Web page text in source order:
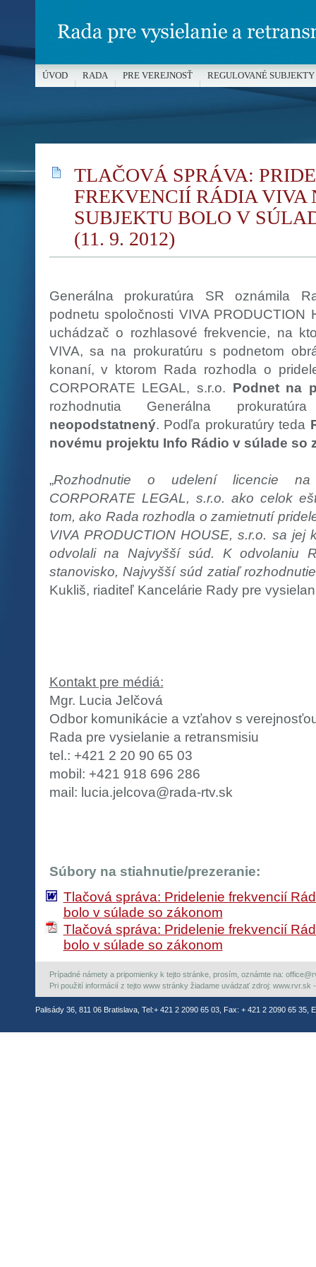
TLAČOVÁ SPRÁVA:
FREKVENCIÍ RÁDIA VIVA
SUBJEKTU BOLO V
(11. 9. 2012)
Generálna prokuratúra SR oznámila
podnetu spoločnosti VIVA PRODUCTION
uchádzač o rozhlasové frekvencie, na
VIVA, sa na prokuratúru s podnetom
konaní, v ktorom Rada rozhodla o
CORPORATE LEGAL, s.r.o. Podnet na
rozhodnutia Generálna
neopodstatnený. Podľa prokuratúry teda
novému projektu Info Rádio v súlade so
„Rozhodnutie o udelení licencie na
CORPORATE LEGAL, s.r.o. ako celok
tom, ako Rada rozhodla o zamietnutí
VIVA PRODUCTION HOUSE, s.r.o. sa jej
odvolali na Najvyšší súd. K odvolaniu
stanovisko, Najvyšší súd zatiaľ
Kukliš, riaditeľ Kancelárie Rady pre
Kontakt pre médiá:
Mgr. Lucia Jelčová
Odbor komunikácie a vzťahov s
Rada pre vysielanie a retransmisiu
tel.: +421 2 20 90 65 03
mobil: +421 918 696 286
mail: lucia.jelcova@rada-rtv.sk
Súbory na stiahnutie/prezeranie:
Tlačová správa: Pridelenie frekvencií
bolo v súlade so zákonom
Tlačová správa: Pridelenie frekvencií
bolo v súlade so zákonom
Prípadné námety a pripomienky k tejto stránke, prosím, oznámte na:
Pri použití informácií z tejto www stránky žiadame uvádzať zdroj: www.rvr.sk
Palisády 36, 811 06 Bratislava, Tel:+ 421 2 2090 65 03, Fax: + 421 2 2090 65 35,
ÚVOD RADA PRE VEREJNOSŤ REGULOVANÉ SUBJEKTY